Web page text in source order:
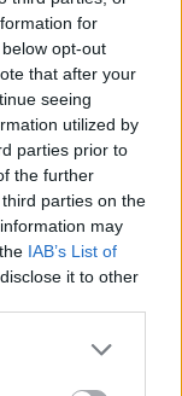
for
opt-out
that after your
seeing
utilized by
parties prior to
the further
parties on the
may
IAB’s List of
it to other
hogy az elmúlt
(jellemzően
benzinkutak
átlagárak